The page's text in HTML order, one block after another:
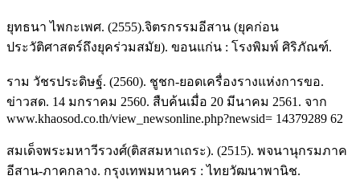
ยุทธนา ไพกะเพศ. (2555).จิตรกรรมอีสาน (ยุคก่อน
ประวัติศาสตร์ถึงยุคร่วมสมัย). ขอนแก่น : โรงพิมพ์ ศิริภัณฑ์.
ราม วัชรประดิษฐ์. (2560). ชูชก-ยอดเครื่องรางแห่งการขอ.
ข่าวสด. 14 มกราคม 2560. สืบค้นเมื่อ 20 มีนาคม 2561. จาก
www.khaosod.co.th/view_newsonline.php?newsid= 14379289 62
สมเด็จพระมหาวีรวงศ์(ติสสมหาเถระ). (2515). พจนานุกรมภาค
อีสาน-ภาคกลาง. กรุงเทพมหานคร : ไทยวัฒนาพานิช.